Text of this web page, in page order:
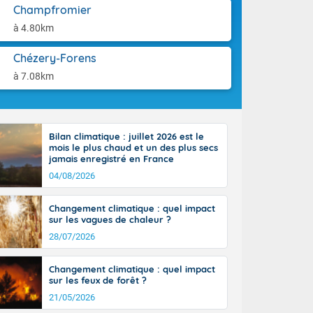
Champfromier
à 4.80km
Chézery-Forens
à 7.08km
l'Occitanie
puis
Midi-
nord du
Les
totalité du
Bilan climatique : juillet 2026 est le
mois le plus chaud et un des plus secs
jamais enregistré en France
04/08/2026
Changement climatique : quel impact
sur les vagues de chaleur ?
28/07/2026
Changement climatique : quel impact
sur les feux de forêt ?
21/05/2026